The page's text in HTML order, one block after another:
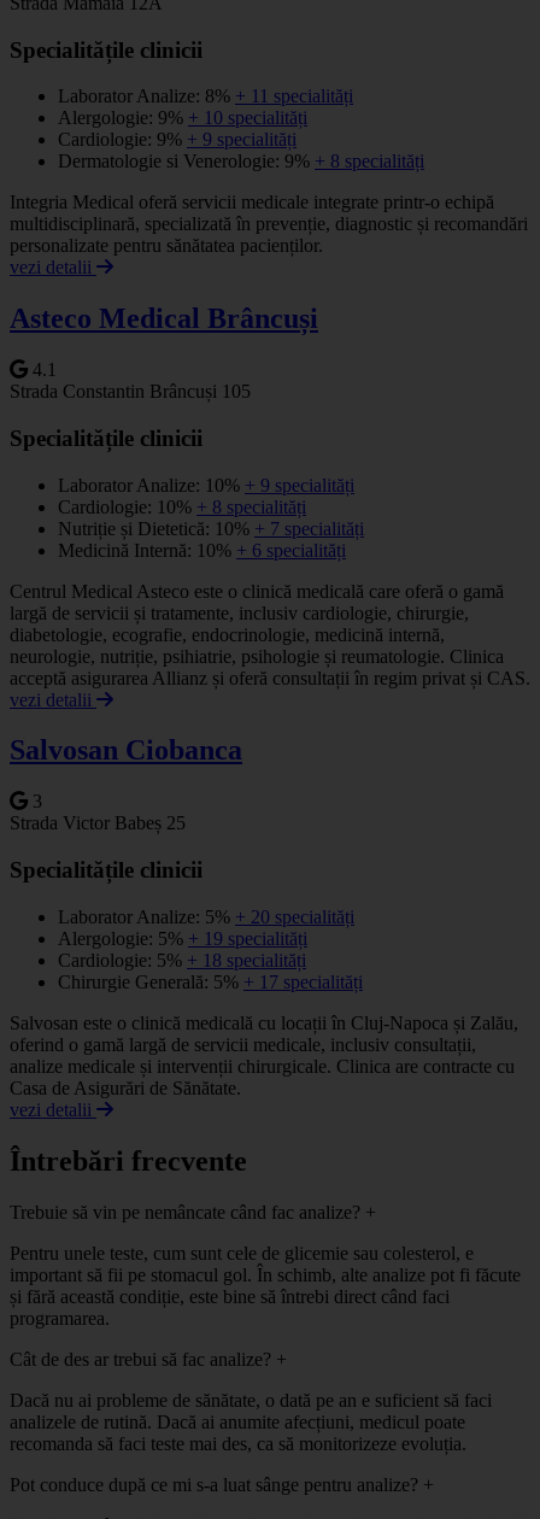
Specialitățile clinicii
Laborator Analize: 8% + 11 specialități
Alergologie: 9% + 10 specialități
Cardiologie: 9% + 9 specialități
Dermatologie si Venerologie: 9% + 8 specialități
Integria Medical oferă servicii medicale integrate printr-o echipă
multidisciplinară, specializată în prevenție, diagnostic și recomandări
personalizate pentru sănătatea pacienților.
vezi detalii
Asteco Medical Brâncuși
4.1
Strada Constantin Brâncuși 105
Specialitățile clinicii
Laborator Analize: 10% + 9 specialități
Cardiologie: 10% + 8 specialități
Nutriție și Dietetică: 10% + 7 specialități
Medicină Internă: 10% + 6 specialități
Centrul Medical Asteco este o clinică medicală care oferă o gamă
largă de servicii și tratamente, inclusiv cardiologie, chirurgie,
diabetologie, ecografie, endocrinologie, medicină internă,
neurologie, nutriție, psihiatrie, psihologie și reumatologie. Clinica
acceptă asigurarea Allianz și oferă consultații în regim privat și CAS.
vezi detalii
Salvosan Ciobanca
3
Strada Victor Babeș 25
Specialitățile clinicii
Laborator Analize: 5% + 20 specialități
Alergologie: 5% + 19 specialități
Cardiologie: 5% + 18 specialități
Chirurgie Generală: 5% + 17 specialități
Salvosan este o clinică medicală cu locații în Cluj-Napoca și Zalău,
oferind o gamă largă de servicii medicale, inclusiv consultații,
analize medicale și intervenții chirurgicale. Clinica are contracte cu
Casa de Asigurări de Sănătate.
vezi detalii
Întrebări frecvente
Trebuie să vin pe nemâncate când fac analize? +
Pentru unele teste, cum sunt cele de glicemie sau colesterol, e
important să fii pe stomacul gol. În schimb, alte analize pot fi făcute
și fără această condiție, este bine să întrebi direct când faci
programarea.
Cât de des ar trebui să fac analize? +
Dacă nu ai probleme de sănătate, o dată pe an e suficient să faci
analizele de rutină. Dacă ai anumite afecțiuni, medicul poate
recomanda să faci teste mai des, ca să monitorizeze evoluția.
Pot conduce după ce mi s-a luat sânge pentru analize? +